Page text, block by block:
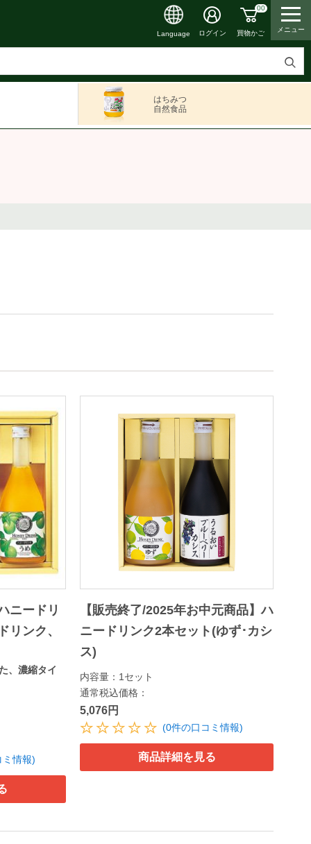
検
Language ログイン
00
買物かご メニュー
はちみつ
自然食品
ニードリ
リンク、
、濃縮タイ
情報)
【販売終了/2025年お中元商品】ハ
ニードリンク2本セット(ゆず･カシ
ス)
内容量：1セット
通常税込価格：
5,076円
(0件の口コミ情報)
商品詳細を見る